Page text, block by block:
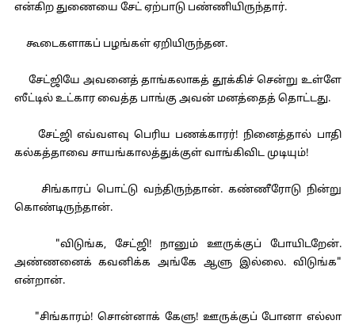
என்கிற துணையை சேட் ஏற்பாடு பண்ணியிருந்தார்.
கூடைகளாகப் பழங்கள் ஏறியிருந்தன.
சேட்ஜியே அவனைத் தாங்கலாகத் தூக்கிச் சென்று உள்ளே
ஸீட்டில் உட்கார வைத்த பாங்கு அவன் மனத்தைத் தொட்டது.
சேட்ஜி எவ்வளவு பெரிய பணக்காரர்! நினைத்தால் பாதி
கல்கத்தாவை சாயங்காலத்துக்குள் வாங்கிவிட முடியும்!
சிங்காரப் பொட்டு வந்திருந்தான். கண்ணீரோடு நின்று
கொண்டிருந்தான்.
"விடுங்க, சேட்ஜி! நானும் ஊருக்குப் போயிடறேன்.
அண்ணனைக் கவனிக்க அங்கே ஆளு இல்லை. விடுங்க"
என்றான்.
"சிங்காரம்! சொன்னாக் கேளு! ஊருக்குப் போனா எல்லா